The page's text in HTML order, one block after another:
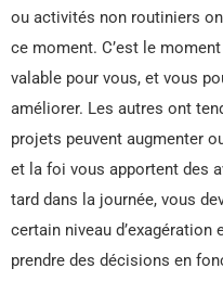
ou activités non routiniers
ce moment. C’est le
valable pour vous, et vous
améliorer. Les autres ont
projets peuvent augmenter
et la foi vous apportent des
tard dans la journée, vous
certain niveau d’exagération
prendre des décisions en